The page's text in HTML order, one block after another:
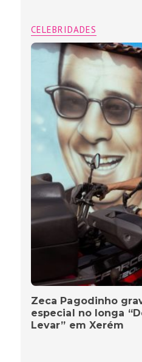
CELEBRIDADES
Zeca Pagodinho
especial no longa
Levar” em Xerém